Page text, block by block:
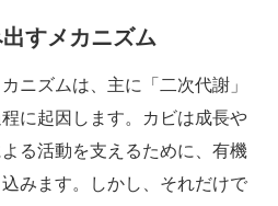
すメカニズム
ニズムは、主に「二次代謝」
に起因します。カビは成長や
る活動を支えるために、有機
みます。しかし、それだけで